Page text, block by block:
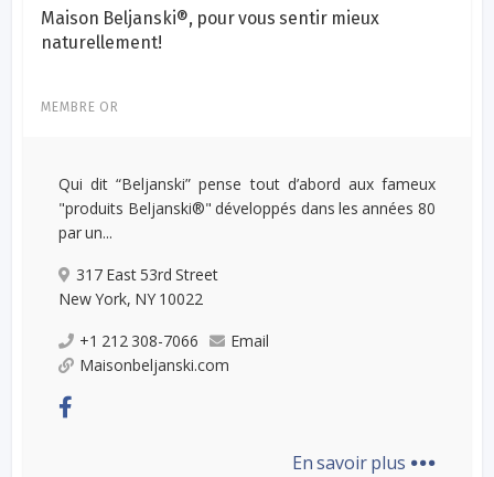
Maison Beljanski®, pour vous sentir mieux
naturellement!
MEMBRE OR
Qui dit “Beljanski” pense tout d’abord aux fameux
"produits Beljanski®" développés dans les années 80
par un...
317 East 53rd Street
New York, NY 10022
+1 212 308-7066
Email
Maisonbeljanski.com
En savoir plus ...